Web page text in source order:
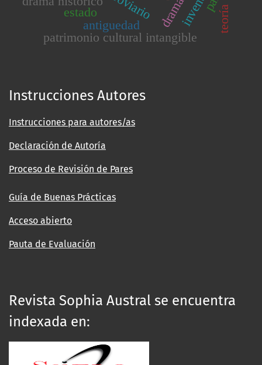
patrimonio cultural intangible
antiguedad
estado teoría
Instrucciones Autores
Instrucciones para autores/as
Declaración de Autoría
Proceso de Revisión de Pares
Guía de Buenas Prácticas
Acceso abierto
Pauta de Evaluación
Revista Sophia Austral se encuentra
indexada en: